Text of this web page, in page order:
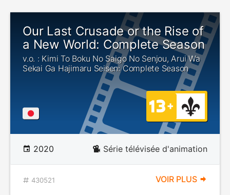
Our Last Crusade or the Rise of
a New World: Complete Season
v.o. : Kimi To Boku No Saigo No Senjou, Arui Wa
Sekai Ga Hajimaru Seisen: Complete Season
2020 Série télévisée d'animation
430521 VOIR PLUS